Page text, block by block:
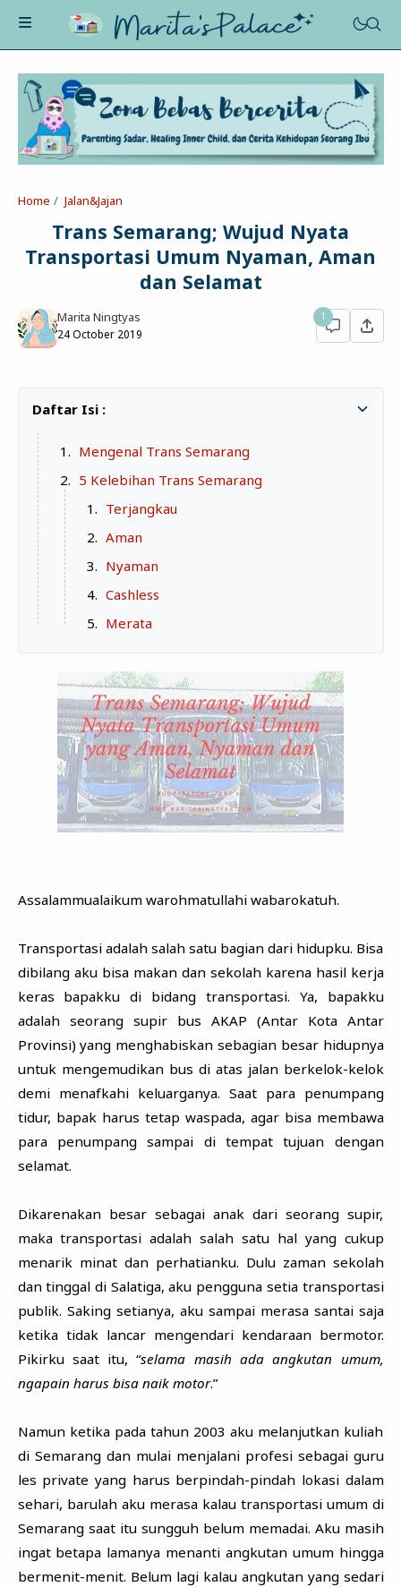
About Me
Contact
Life Motivation
Book Review
Celotehku
Dua Kacamata
Poe-Fict
Health
Jalan&Jajan
Soal Uang
Sudut Rumah
Blog&Write
Parenting
Zona Curcol
Ngobrolin Film
Home Jalan&Jajan
Trans Semarang; Wujud Nyata
Transportasi Umum Nyaman, Aman
dan Selamat
Marita Ningtyas
24 October 2019
1
Mengenal Trans Semarang
5 Kelebihan Trans Semarang
Terjangkau
Aman
Nyaman
Cashless
Merata
Assalammualaikum warohmatullahi wabarokatuh.
Transportasi adalah salah satu bagian dari hidupku. Bisa
dibilang aku bisa makan dan sekolah karena hasil kerja
keras bapakku di bidang transportasi. Ya, bapakku
adalah seorang supir bus AKAP (Antar Kota Antar
Provinsi) yang menghabiskan sebagian besar hidupnya
untuk mengemudikan bus di atas jalan berkelok-kelok
demi menafkahi keluarganya. Saat para penumpang
tidur, bapak harus tetap waspada, agar bisa membawa
para penumpang sampai di tempat tujuan dengan
selamat.
Dikarenakan besar sebagai anak dari seorang supir,
maka transportasi adalah salah satu hal yang cukup
menarik minat dan perhatianku. Dulu zaman sekolah
dan tinggal di Salatiga, aku pengguna setia transportasi
publik. Saking setianya, aku sampai merasa santai saja
ketika tidak lancar mengendari kendaraan bermotor.
Pikirku saat itu, “selama masih ada angkutan umum,
ngapain harus bisa naik motor.”
Namun ketika pada tahun 2003 aku melanjutkan kuliah
di Semarang dan mulai menjalani profesi sebagai guru
les private yang harus berpindah-pindah lokasi dalam
sehari, barulah aku merasa kalau transportasi umum di
Semarang saat itu sungguh belum memadai. Aku masih
ingat betapa lamanya menanti angkutan umum hingga
bermenit-menit. Belum lagi kalau angkutan yang sedari